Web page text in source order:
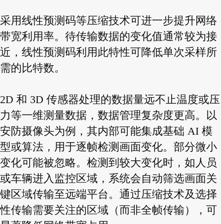
采用线性预测码等压缩技术可进一步提升网络
带宽利用率。待传输数据的变化值通常较为接
近，线性预测码利用此特性可降低单次采样所
需的比特数。
2D 和 3D 传感器处理的数据量远不止温度或压
力等一维测量数据，数据管理复杂度更高。以
安防摄像头为例，其内部可能集成基础 AI 模
型或算法，用于逐帧检测画面变化。部分微小
变化可能被忽略。检测到较大变化时，如人员
或车辆进入监控区域，系统会自动筛选画面关
键区域传输至远端平台。通过压缩技术及选择
性传输需要关注的区域（而非全帧传输），可